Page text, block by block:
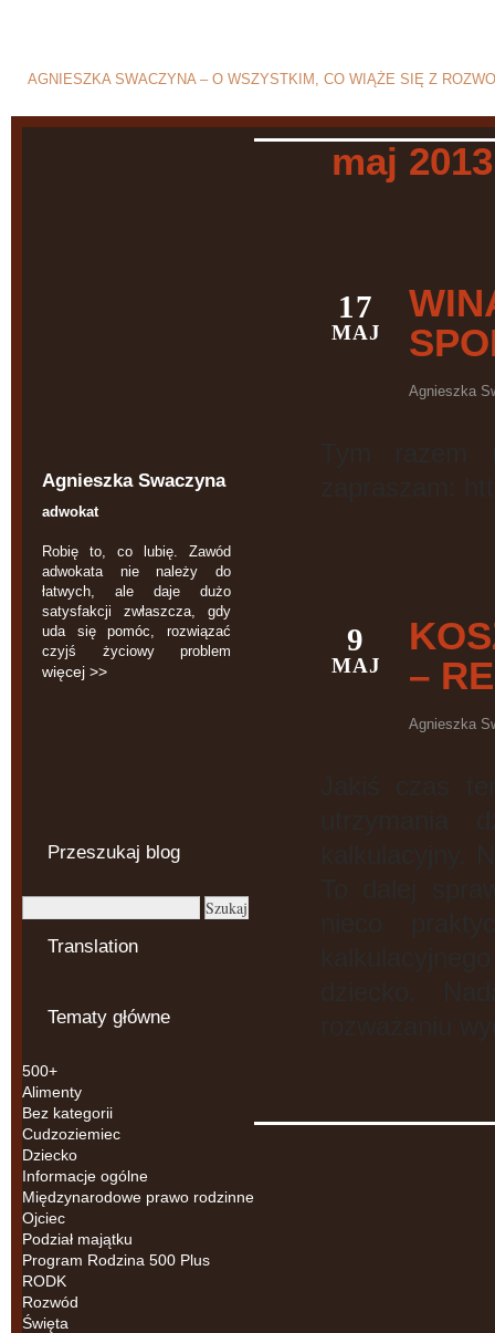
AGNIESZKA SWACZYNA – O WSZYSTKIM, CO WIĄŻE SIĘ Z
maj 2013
17
MAJ
Agnieszka
9
MAJ
–
Agnieszka
Agnieszka Swaczyna
adwokat
Robię to, co lubię. Zawód
adwokata nie należy do
łatwych, ale daje dużo
satysfakcji zwłaszcza, gdy
uda się pomóc, rozwiązać
czyjś życiowy problem
więcej >>
Przeszukaj blog
Translation
Tematy główne
500+
Alimenty
Bez kategorii
Cudzoziemiec
Dziecko
Informacje ogólne
Międzynarodowe prawo rodzinne
Ojciec
Podział majątku
Program Rodzina 500 Plus
RODK
Rozwód
Święta